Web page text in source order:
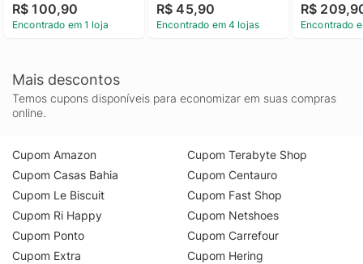
R$ 100,90
Encontrado em 1 loja
R$ 45,90
Encontrado em 4 lojas
R$
Encontrado
Mais descontos
Temos cupons disponíveis para economizar em suas compras
online.
Cupom Amazon
Cupom Casas Bahia
Cupom Le Biscuit
Cupom Ri Happy
Cupom Ponto
Cupom Extra
Cupom Terabyte Shop
Cupom Centauro
Cupom Fast Shop
Cupom Netshoes
Cupom Carrefour
Cupom Hering